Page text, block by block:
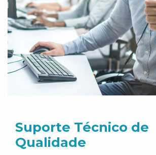
Suporte Técnico de
Qualidade